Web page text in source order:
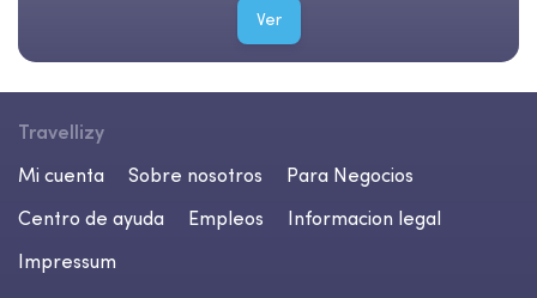
Ver
Travellizy
Mi cuenta
Sobre nosotros
Para Negocios
Centro de ayuda
Empleos
Informacion legal
Impressum